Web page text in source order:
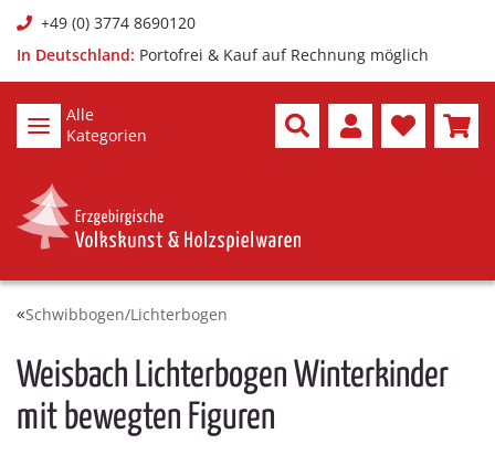
+49 (0) 3774 8690120
In Deutschland: Portofrei & Kauf auf Rechnung möglich
Alle
Kategorien
Schwibbogen/Lichterbogen
Weisbach Lichterbogen Winterkinder
mit bewegten Figuren